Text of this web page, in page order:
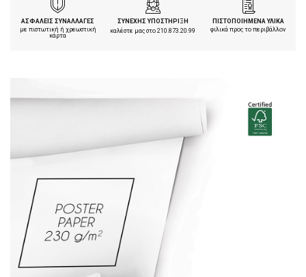
ΑΣΦΑΛΕΙΣ ΣΥΝΑΛΛΑΓΕΣ
με πιστωτική ή χρεωστική
κάρτα
ΣΥΝΕΧΗΣ ΥΠΟΣΤΗΡΙΞΗ
καλέστε μας στο210.873.20.99
ΠΙΣΤΟΠΟΙΗΜΕΝΑ ΥΛΙΚΑ
φιλικά προς το περιβάλλον